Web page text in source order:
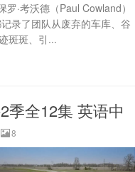
·考沃德（Paul Cowland）
录了团队从废弃的车库、谷
斑斑、引...
季全12集 英语中
8